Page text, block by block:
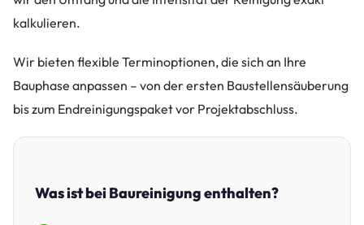
kalkulieren.
Wir bieten flexible Terminoptionen, die sich an Ihre
Bauphase anpassen – von der ersten Baustellensäuberung
bis zum Endreinigungspaket vor Projektabschluss.
Was ist bei Baureinigung enthalten?